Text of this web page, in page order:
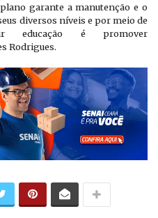
garante a manutenção e o
diversos níveis e por meio de
educação é promover
Rodrigues.